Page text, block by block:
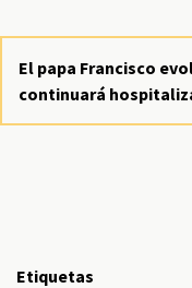
El papa Francisco
continuará
Etiquetas